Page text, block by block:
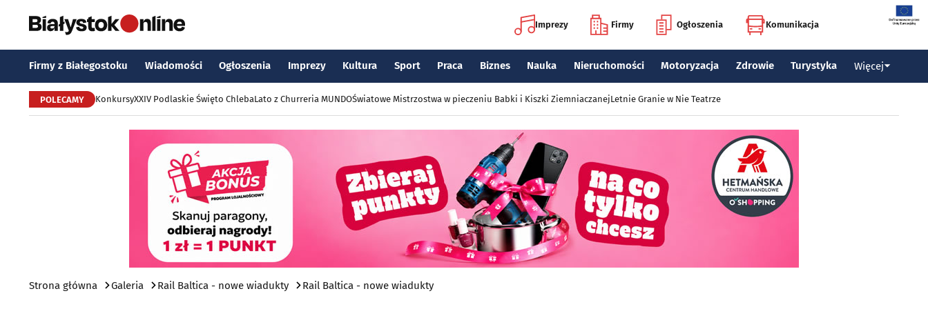
Imprezy Firmy Ogłoszenia Komunikacja
Firmy z Białegostoku Wiadomości Ogłoszenia Imprezy Kultura Sport Praca Biznes Nauka Nieruchomości Motoryzacja Zdrowie Turystyka Więcej
POLECAMY KonkursyXXIV Podlaskie Święto ChlebaLato z Churreria MUNDOŚwiatowe Mistrzostwa w pieczeniu Babki i Kiszki ZiemniaczanejLetnie Granie w Nie Teatrze
Strona główna Galeria Rail Baltica - nowe wiadukty Rail Baltica - nowe wiadukty